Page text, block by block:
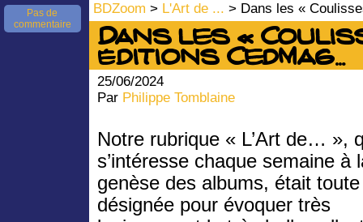
BDZoom > L'Art de ... > Dans les «
Pas de
commentaire
Dans les «
éditions CedMag…
25/06/2024
Par Philippe Tomblaine
Notre rubrique « L’Art de… »,
s’intéresse chaque semaine à
genèse des albums, était toute
désignée pour évoquer très